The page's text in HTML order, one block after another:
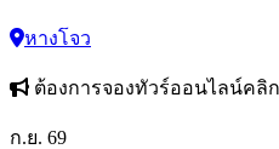
หางโจว
ต้องการจองทัวร์ออนไลน์คลิ
ก.ย. 69